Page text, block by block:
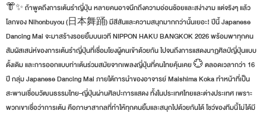
👘✨ ถ้าพูดถึงการเต้นรำญี่ปุ่น หลายคนอาจนึกถึงความอ่อนช้อยและสง่างาม แต่จริงๆ แล้ว
โลกของ Nihonbuyou (日本舞踊) มีสีสันและความสนุกมากกว่านั้นเยอะ! ปีนี้ Japanese
Dancing Mai จะมาสร้างรอยยิ้มบนเวที NIPPON HAKU BANGKOK 2026 พร้อมพาทุกคน
สัมผัสเสน่ห์ของการเต้นรำญี่ปุ่นที่เชื่อมโยงผู้คนเข้าด้วยกัน ไปจนถึงการแสดงนาฏศิลป์ญี่ปุ่นแบบ
ดั้งเดิม และการออกแบบท่าเต้นร่วมสมัยจากเพลงญี่ปุ่นที่คนไทยคุ้นเคย 💮 ตลอดเวลากว่า 16
ปี กลุ่ม Japanese Dancing Mai ภายใต้การนำของอาจารย์ Maishima Koka ทำหน้าที่เป็น
สะพานเชื่อมวัฒนธรรมไทย–ญี่ปุ่นผ่านศิลปะการแสดง ทั้งในประเทศไทยและต่างประเทศ เพราะ
พวกเขาเชื่อว่าการเต้น คือภาษาสากลที่ทำให้ทุกคนยิ้มและสนุกไปด้วยกันได้ โชว์ของทีมนี้ไม่ได้มี